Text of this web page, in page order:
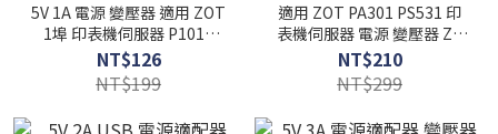
5V 1A 電源 變壓器 適用 ZOT
1埠 印表機伺服器 P101S
PA101 PS101U PU211
PS101
NT$126
NT$199
適用 ZOT PA301 PS531 印
表機伺服器 電源 變壓器 ZO
TECH 5V 3A 2A 印表機分享
器
NT$210
NT$299